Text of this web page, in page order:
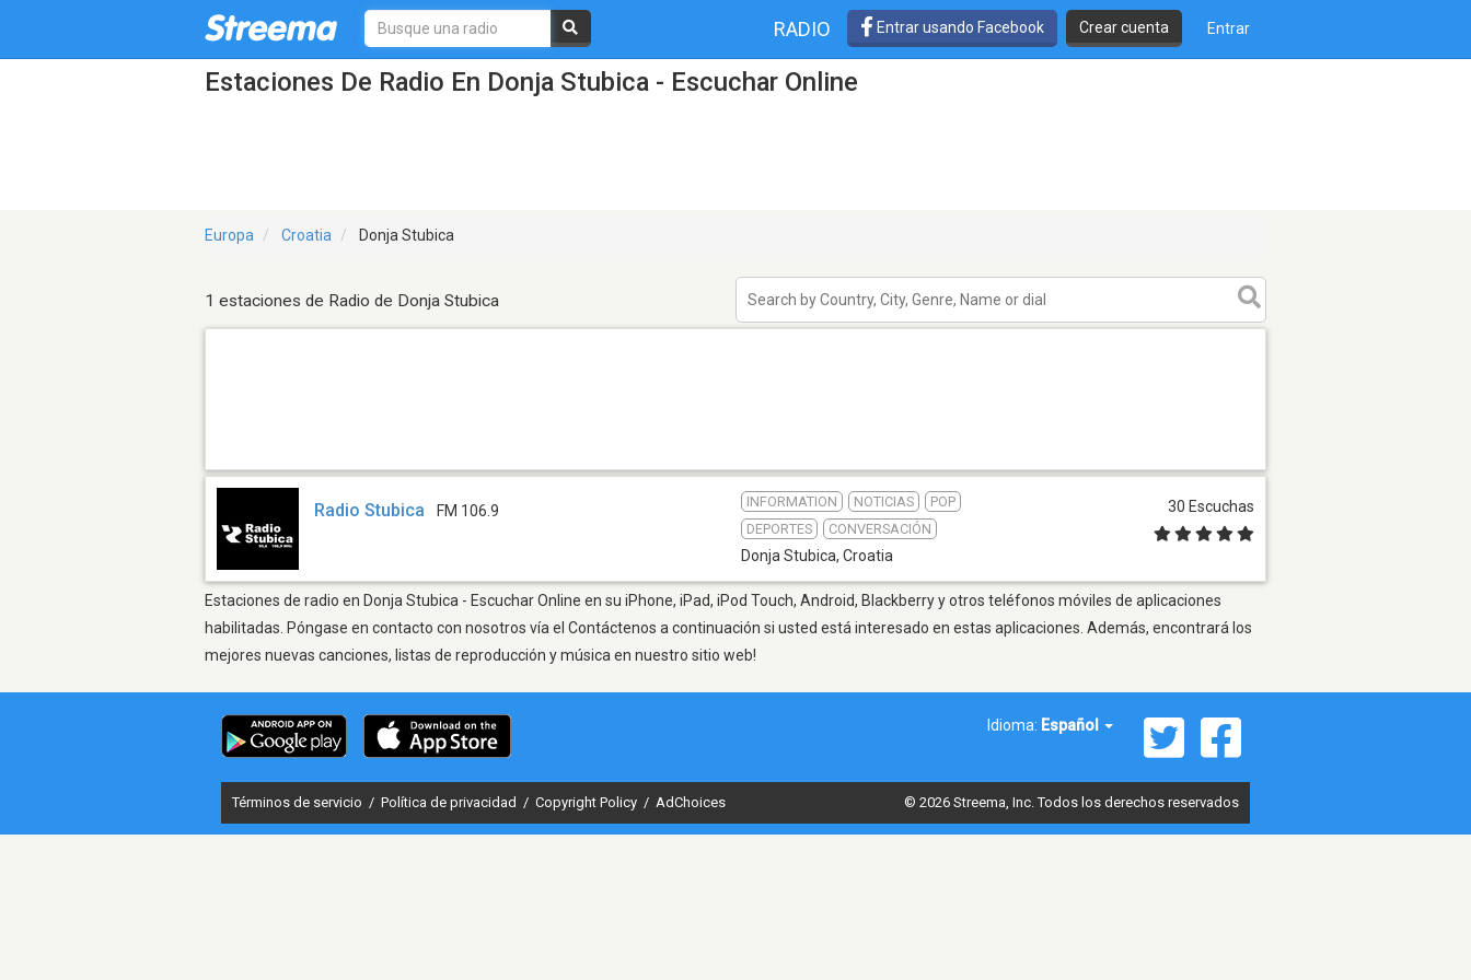
RADIO Entrar usando Facebook Crear cuenta Entrar
Estaciones De Radio En Donja Stubica - Escuchar Online
Europa Croatia Donja Stubica
1 estaciones de Radio de Donja Stubica
Radio Stubica FM 106.9
INFORMATION NOTICIAS
POP
DEPORTES
CONVERSACIÓN
Donja Stubica, Croatia
30 Escuchas
Estaciones de radio en Donja Stubica - Escuchar Online en su iPhone, iPad, iPod Touch, Android, Blackberry y otros teléfonos móviles de aplicaciones
habilitadas. Póngase en contacto con nosotros vía el Contáctenos a continuación si usted está interesado en estas aplicaciones. Además, encontrará los
mejores nuevas canciones, listas de reproducción y música en nuestro sitio web!
Idioma: Español
Términos de servicio / Política de privacidad / Copyright Policy / AdChoices © 2026 Streema, Inc. Todos los derechos reservados